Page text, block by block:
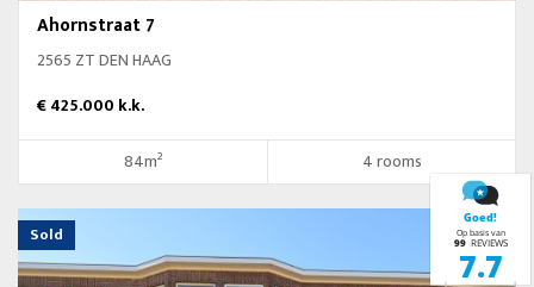
Ahornstraat 7
2565 ZT DEN HAAG
€ 425.000 k.k.
84m² 4 rooms
Sold